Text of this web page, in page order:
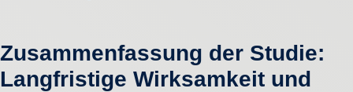
Zusammenfassung der Studie:
Langfristige Wirksamkeit und